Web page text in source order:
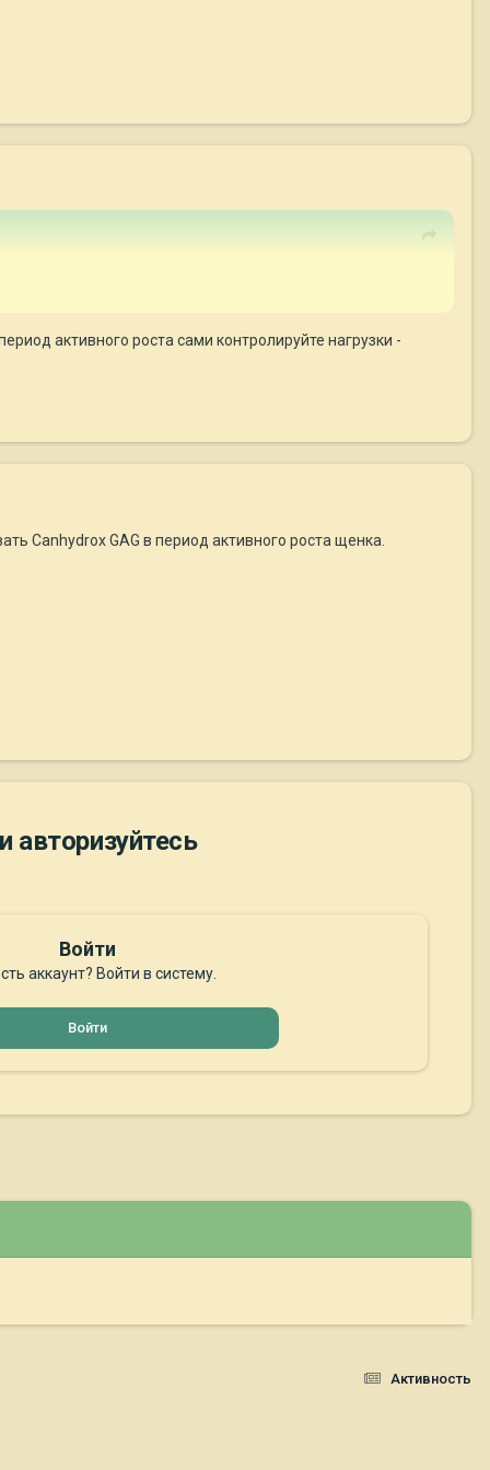
активного роста сами контролируйте нагрузки -
Canhydrox GAG в период активного роста щенка.
авторизуйтесь
Войти
аккаунт? Войти в систему.
Войти
Активность